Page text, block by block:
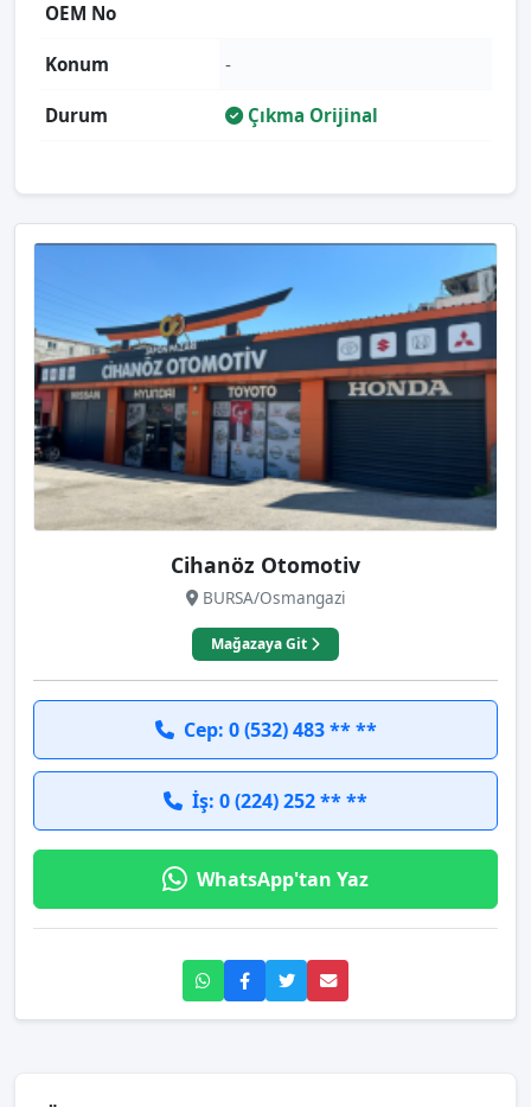
OEM No
Konum -
Durum Çıkma Orijinal
Cihanöz Otomotiv
BURSA/Osmangazi
Mağazaya Git
Cep: 0 (532) 483 ** **
İş: 0 (224) 252 ** **
WhatsApp'tan Yaz